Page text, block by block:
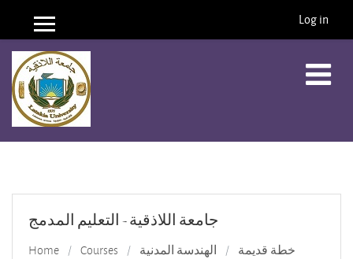
Skip to main content
Side panel Log in
جامعة اللاذقية - التعليم المدمج
Home Courses الهندسة المدنية
خطة قديمة